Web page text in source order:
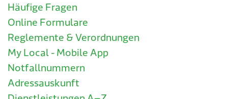
Häufige Fragen
Online Formulare
Reglemente & Verordnungen
My Local - Mobile App
Notfallnummern
Adressauskunft